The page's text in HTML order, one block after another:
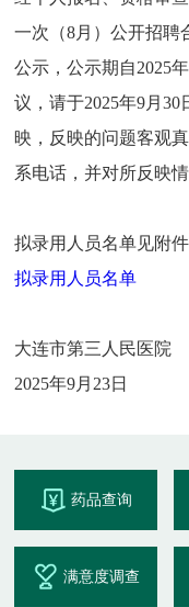
一次（8月）公开招聘
公示，公示期自2025
议，请于2025年9月30
映，反映的问题客观
系电话，并对所反映
拟录用人员名单见附件
拟录用人员名单
大连市第三人民医院
2025年9月23日
药品查询
满意度调查